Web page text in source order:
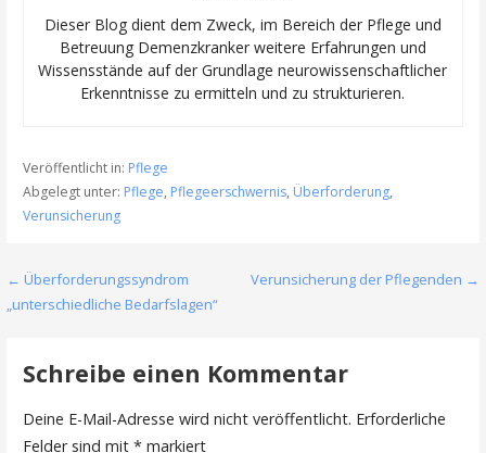
Dieser Blog dient dem Zweck, im Bereich der Pflege und
Betreuung Demenzkranker weitere Erfahrungen und
Wissensstände auf der Grundlage neurowissenschaftlicher
Erkenntnisse zu ermitteln und zu strukturieren.
Veröffentlicht in: Pflege
Abgelegt unter: Pflege, Pflegeerschwernis, Überforderung,
Verunsicherung
Beitragsnavigation
← Überforderungssyndrom
„unterschiedliche Bedarfslagen“
Verunsicherung der Pflegenden →
Schreibe einen Kommentar
Deine E-Mail-Adresse wird nicht veröffentlicht. Erforderliche
Felder sind mit *markiert